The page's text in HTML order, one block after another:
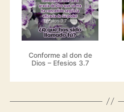
Conforme al don de
Dios – Efesios 3.7